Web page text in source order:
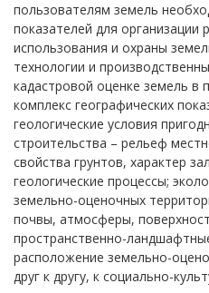
пользователям земель
показателей для организации
использования и охраны
технологии и
кадастровой оценке земель в
комплекс географических
геологические условия
строительства – рельеф
свойства грунтов, характер
геологические процессы;
земельно-оценочных
почвы, атмосферы,
пространственно-
расположение земельно-
друг к другу, к социально-